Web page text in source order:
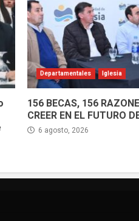
Departamentales Iglesia
156 BECAS, 156
CREER EN EL FUTURO
6 agosto, 2026